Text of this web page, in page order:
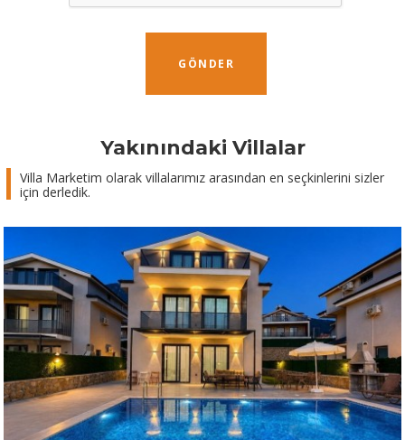
GÖNDER
Yakınındaki Villalar
Villa Marketim olarak villalarımız arasından en seçkinlerini sizler
için derledik.